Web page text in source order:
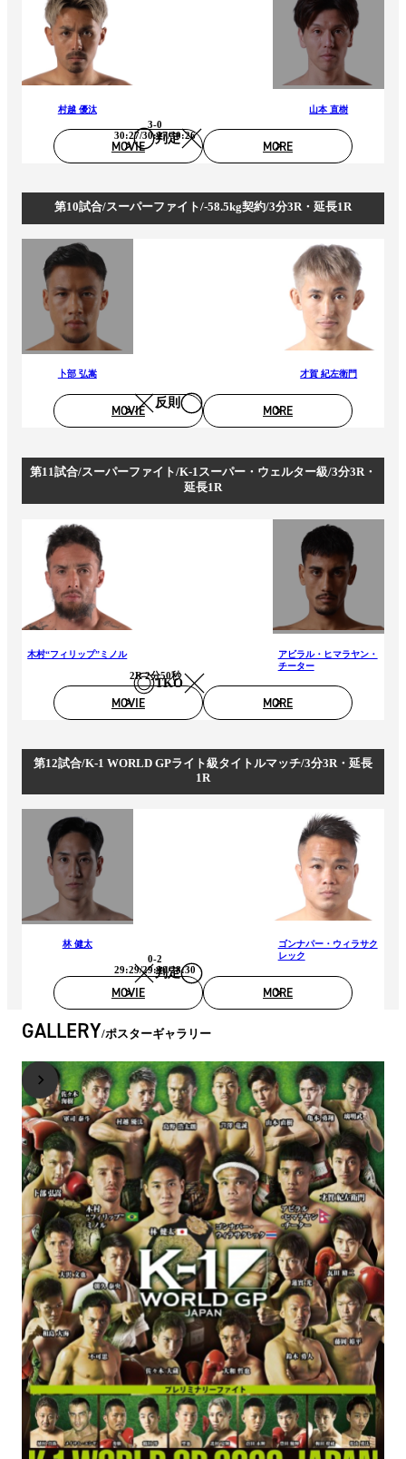
村越 優汰
判定
3-0
30:27/30:27/30:26
山本 直樹
MOVIE MORE
第10試合/スーパーファイト/-58.5kg契約/3分3R・延長1R
卜部 弘嵩
反則
才賀 紀左衛門
MOVIE MORE
第11試合/スーパーファイト/K-1スーパー・ウェルター級/3分3R・
延長1R
木村“フィリップ”ミノル
TKO
2R 2分50秒
アビラル・ヒマラヤン・
チーター
MOVIE MORE
第12試合/K-1 WORLD GPライト級タイトルマッチ/3分3R・延長
1R
林 健太
判定
0-2
29:29/29:30/28:30
ゴンナパー・ウィラサク
レック
MOVIE MORE
GALLERY ポスターギャラリー